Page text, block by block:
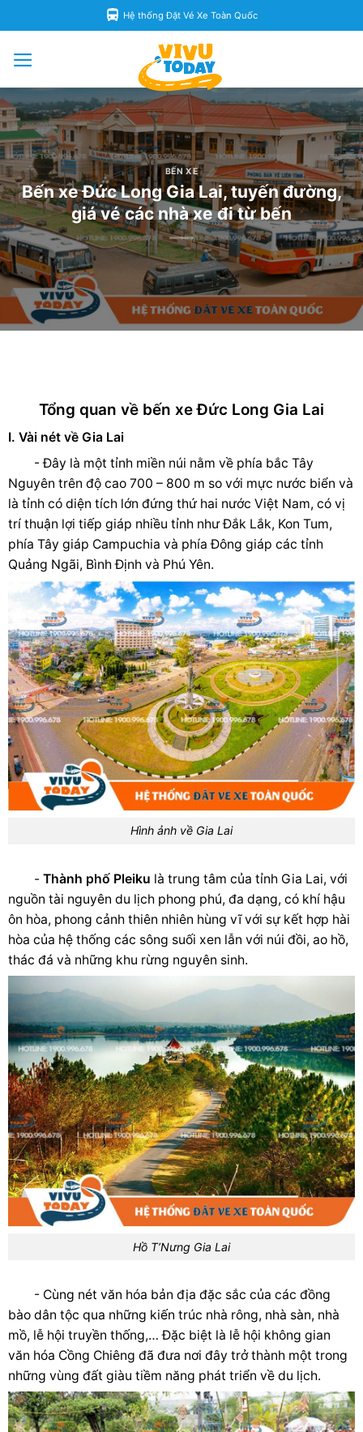
to
Hệ thống Đặt Vé Xe Toàn Quốc
BẾN XE
Bến xe Đức Long Gia Lai, tuyến đường,
giá vé các nhà xe đi từ bến
Tổng quan về bến xe Đức Long Gia Lai
I. Vài nét về Gia Lai
- Đây là một tỉnh miền núi nằm về phía bắc Tây
Nguyên trên độ cao 700 – 800 m so với mực nước biển và
là tỉnh có diện tích lớn đứng thứ hai nước Việt Nam, có vị
trí thuận lợi tiếp giáp nhiều tỉnh như Đắk Lắk, Kon Tum,
phía Tây giáp Campuchia và phía Đông giáp các tỉnh
Quảng Ngãi, Bình Định và Phú Yên.
Hình ảnh về Gia Lai
- Thành phố Pleiku là trung tâm của tỉnh Gia Lai, với
nguồn tài nguyên du lịch phong phú, đa dạng, có khí hậu
ôn hòa, phong cảnh thiên nhiên hùng vĩ với sự kết hợp hài
hòa của hệ thống các sông suối xen lẫn với núi đồi, ao hồ,
thác đá và những khu rừng nguyên sinh.
Hồ T’Nưng Gia Lai
- Cùng nét văn hóa bản địa đặc sắc của các đồng
bào dân tộc qua những kiến trúc nhà rông, nhà sàn, nhà
mồ, lễ hội truyền thống,… Đặc biệt là lễ hội không gian
văn hóa Cồng Chiêng đã đưa nơi đây trở thành một trong
những vùng đất giàu tiềm năng phát triển về du lịch.